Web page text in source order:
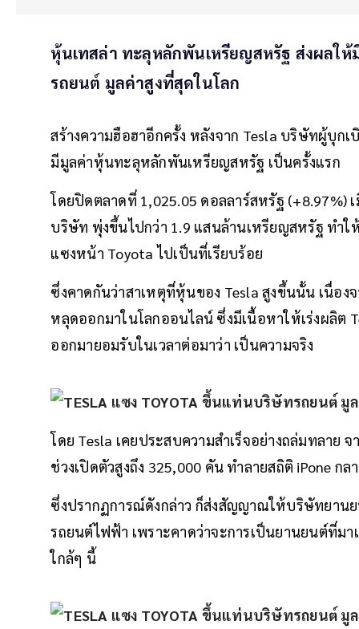
หุ้นเทสล่า ทะลุหลักพันเหรียญสหรัฐ ส่งผลใ
รถยนต์ มูลค่าสูงที่สุดในโลก
สร้างความฮือฮาอีกครั้ง หลังจาก Tesla บริษัทผู้บุก
มีมูลค่าหุ้นทะลุหลักพันเหรียญสหรัฐ เป็นครั้งแรก
โดยปิดตลาดที่ 1,025.05 ดอลลาร์สหรัฐ (+8.97%)
บริษัท พุ่งขึ้นไปกว่า 1.9 แสนล้านเหรียญสหรัฐ ทำ
แซงหน้า Toyota ไปเป็นที่เรียบร้อย
ซึ่งคาดกันว่าสาเหตุที่หุ้นของ Tesla สูงขึ้นนั้น เนื่อ
หลุดออกมาในโลกออนไลน์ ซึ่งมีเนื้อหาให้เร่งผลิต
ออกมายอมรับในเวลาต่อมาว่า เป็นความจริง
โดย Tesla เคยประสบความสำเร็จอย่างถล่มทลาย
ช่วงเปิดตัวสูงถึง 325,000 คัน ทำลายสถิติ iPone
ซึ่งปรากฏการณ์ดังกล่าว ก็ส่งสัญญาณให้บริษัทยาน
รถยนต์ไฟฟ้า เพราะคาดว่าจะการเป็นยานยนต์ที่ม
ใกล้ๆ นี้